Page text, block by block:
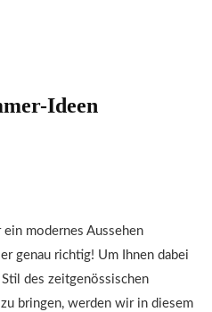
Ideen
modernes Aussehen
genau richtig! Um Ihnen dabei
des zeitgenössischen
bringen, werden wir in diesem